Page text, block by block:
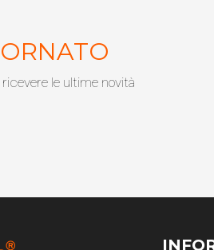
le ultime novità